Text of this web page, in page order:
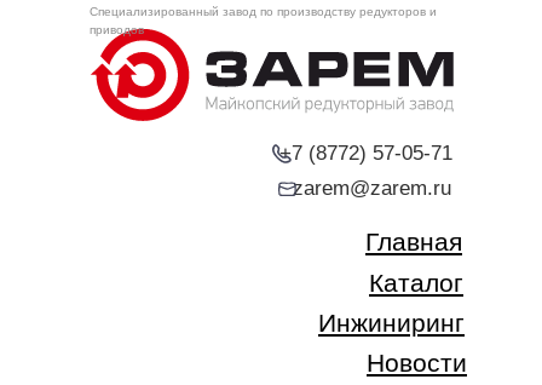
+7 (8772) 57-05-71
Каталог
Инжиниринг
Новости
Главная
zarem@zarem.ru
Специализированный завод по производству редукторов и
приводов